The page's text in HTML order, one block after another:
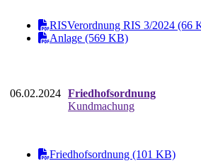
RISVerordnung RIS 3/2024 (66
Anlage (569 KB)
06.02.2024 Friedhofsordnung
Kundmachung
Friedhofsordnung (101 KB)